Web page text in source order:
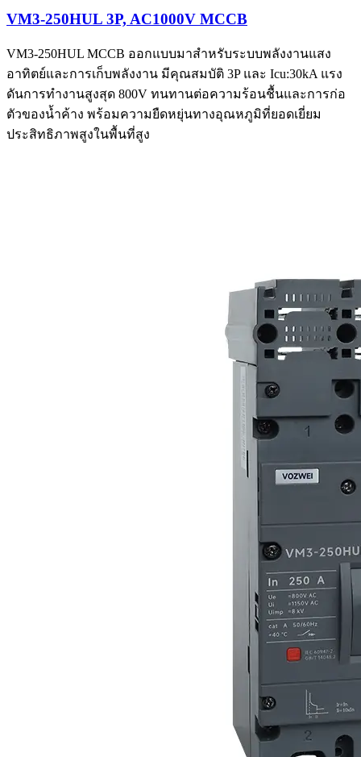
VM3-250HUL 3P, AC1000V MCCB
VM3-250HUL MCCB ออกแบบมาสำหรับระบบพลังงานแสง
อาทิตย์และการเก็บพลังงาน มีคุณสมบัติ 3P และ Icu:30kA แรง
ดันการทำงานสูงสุด 800V ทนทานต่อความร้อนชื้นและการก่อ
ตัวของน้ำค้าง พร้อมความยืดหยุ่นทางอุณหภูมิที่ยอดเยี่ยม
ประสิทธิภาพสูงในพื้นที่สูง